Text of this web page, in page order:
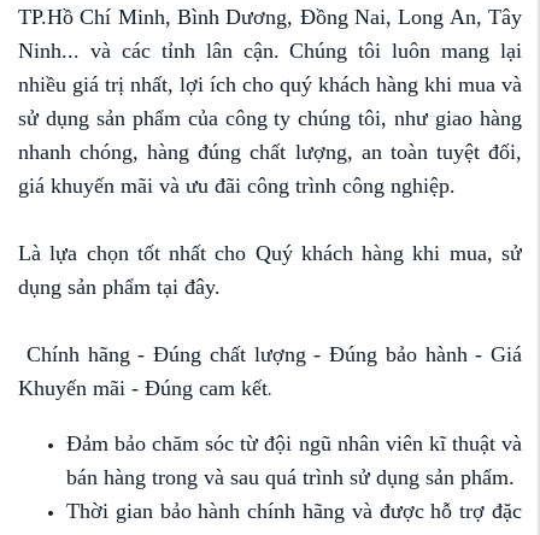
TP.Hồ Chí Minh, Bình Dương, Đồng Nai, Long An, Tây
Ninh... và các tỉnh lân cận. Chúng tôi luôn mang lại
nhiều giá trị nhất, lợi ích cho quý khách hàng khi mua và
sử dụng sản phẩm của công ty chúng tôi, như giao hàng
nhanh chóng, hàng đúng chất lượng, an toàn tuyệt đối,
giá khuyến mãi và ưu đãi công trình công nghiệp.
Là lựa chọn tốt nhất cho Quý khách hàng khi mua, sử
dụng sản phẩm tại đây.
Chính hãng - Đúng chất lượng - Đúng bảo hành - Giá
Khuyến mãi - Đúng cam kết.
Đảm bảo chăm sóc từ đội ngũ nhân viên kĩ thuật và
bán hàng trong và sau quá trình sử dụng sản phẩm.
Thời gian bảo hành chính hãng và được hỗ trợ đặc